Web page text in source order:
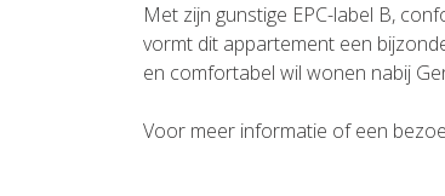
Met zijn gunstige EPC-label B,
vormt dit appartement een
en comfortabel wil wonen nabij
Voor meer informatie of een